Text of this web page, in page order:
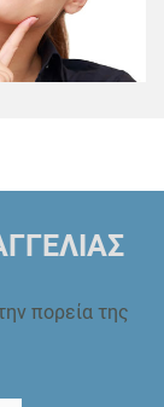
πορεία της